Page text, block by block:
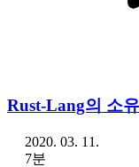
Rust-Lang의 소
2020. 03. 11.
7분